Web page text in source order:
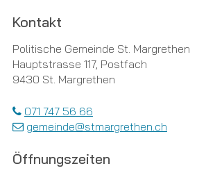
Footer
Kontakt
Politische Gemeinde St. Margrethen
Hauptstrasse 117, Postfach
9430 St. Margrethen
071 747 56 66
gemeinde@stmargrethen.ch
Öffnungszeiten